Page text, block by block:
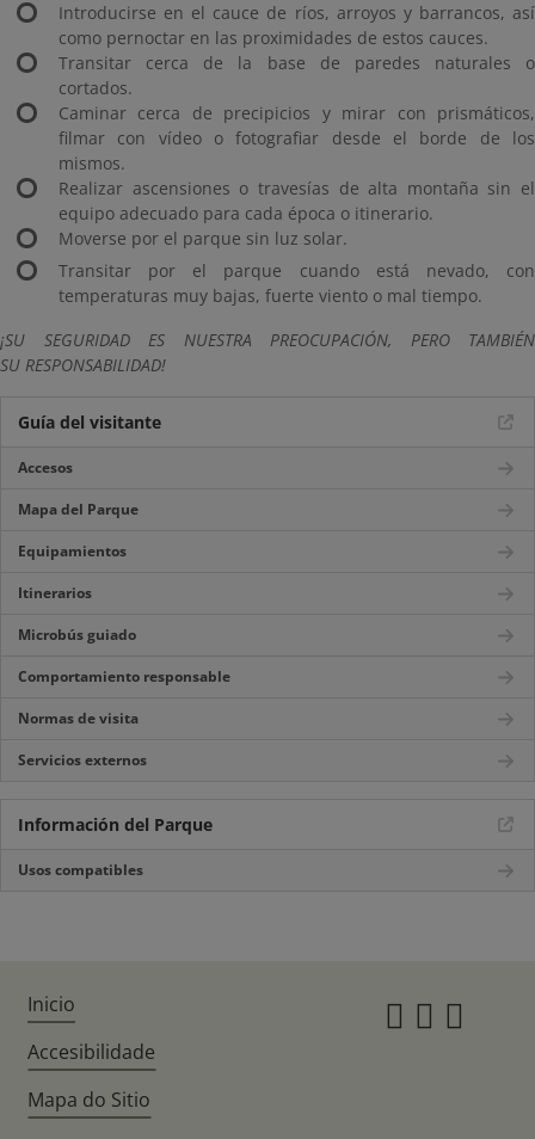
Introducirse en el cauce de ríos, arroyos y barrancos, así
como pernoctar en las proximidades de estos cauces.
Transitar cerca de la base de paredes naturales o
cortados.
Caminar cerca de precipicios y mirar con prismáticos,
filmar con vídeo o fotografiar desde el borde de los
mismos.
Realizar ascensiones o travesías de alta montaña sin el
equipo adecuado para cada época o itinerario.
Moverse por el parque sin luz solar.
Transitar por el parque cuando está nevado, con
temperaturas muy bajas, fuerte viento o mal tiempo.
¡SU SEGURIDAD ES NUESTRA PREOCUPACIÓN, PERO TAMBIÉN
SU RESPONSABILIDAD!
Guía del visitante
Accesos
Mapa del Parque
Equipamientos
Itinerarios
Microbús guiado
Comportamiento responsable
Normas de visita
Servicios externos
Información del Parque
Usos compatibles
Inicio
Accesibilidade
Mapa do Sitio